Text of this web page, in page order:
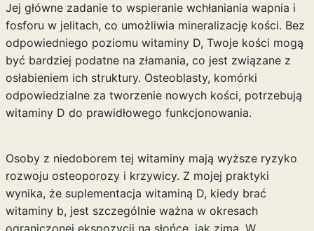
Jej główne zadanie to wspieranie wchłaniania wapnia i
fosforu w jelitach, co umożliwia mineralizację kości. Bez
odpowiedniego poziomu witaminy D, Twoje kości mogą
być bardziej podatne na złamania, co jest związane z
osłabieniem ich struktury. Osteoblasty, komórki
odpowiedzialne za tworzenie nowych kości, potrzebują
witaminy D do prawidłowego funkcjonowania.
Osoby z niedoborem tej witaminy mają wyższe ryzyko
rozwoju osteoporozy i krzywicy. Z mojej praktyki
wynika, że suplementacja witaminą D, kiedy brać
witaminy b, jest szczególnie ważna w okresach
ograniczonej ekspozycji na słońce, jak zimą. W